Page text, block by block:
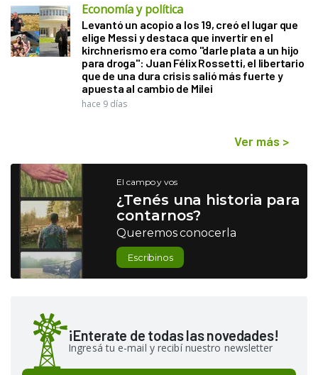
Economía y política
Levantó un acopio a los 19, creó el lugar que
elige Messi y destaca que invertir en el
kirchnerismo era como "darle plata a un hijo
para droga": Juan Félix Rossetti, el libertario
que de una dura crisis salió más fuerte y
apuesta al cambio de Milei
hace 9 días
Ver más >
El campo y vos
¿Tenés una historia para
contarnos?
Queremos conocerla
Escribinos
¡Enterate de todas las novedades!
Ingresá tu e-mail y recibí nuestro newsletter